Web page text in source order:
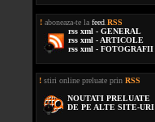
! aboneaza-te la feed RSS
rss xml - GENERAL
rss xml - ARTICOLE
rss xml - FOTOGRAFII
! stiri online preluate prin RSS
NOUTATI PRELUATE
DE PE ALTE SITE-URI